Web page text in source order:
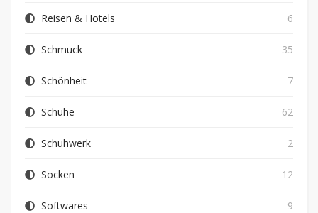
Reisen & Hotels 6
Schmuck 35
Schönheit 7
Schuhe 62
Schuhwerk 2
Socken 12
Softwares 9